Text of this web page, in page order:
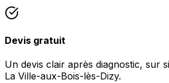
Devis gratuit
Un devis clair après diagnostic, sur
La Ville-aux-Bois-lès-Dizy.